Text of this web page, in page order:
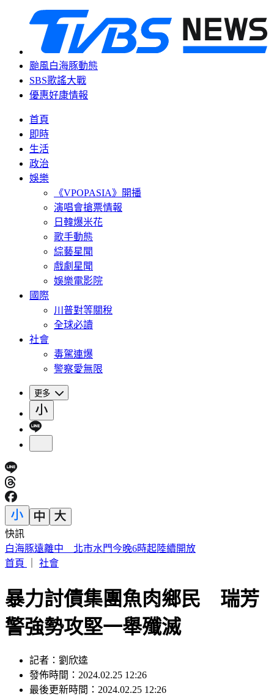
颱風白海豚動態
SBS歌謠大戰
優惠好康情報
首頁
即時
生活
政治
娛樂
《VPOPASIA》開播
演唱會搶票情報
日韓爆米花
歌手動態
綜藝星聞
戲劇星聞
娛樂電影院
國際
川普對等關稅
全球必讀
社會
毒駕連爆
警察愛無限
更多
快訊
蔣萬安稱「未發陸警才沒放假」 吳思瑤還原時間軸：以為市
民都失憶？
暴力討債集團魚肉鄉民 瑞芳
警強勢攻堅一舉殲滅
記者：劉欣逵
發佈時間：2024.02.25 12:26